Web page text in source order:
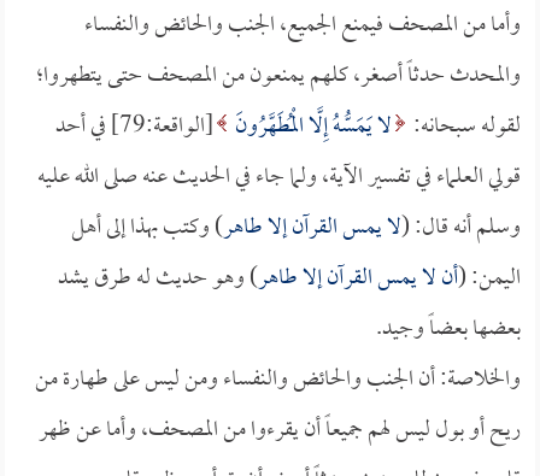
وأما من المصحف فيمنع الجميع، الجنب والحائض والنفساء
والمحدث حدثاً أصغر، كلهم يمنعون من المصحف حتى يتطهروا؛
لقوله سبحانه: لا يَمَسُّهُ إِلَّا الْمُطَهَّرُونَ
[الواقعة:79] في أحد
قولي العلماء في تفسير الآية، ولما جاء في الحديث عنه صلى الله عليه
وسلم أنه قال: (لا يمس القرآن إلا طاهر) وكتب بهذا إلى أهل
اليمن: (أن لا يمس القرآن إلا طاهر) وهو حديث له طرق يشد
بعضها بعضاً وجيد.
والخلاصة: أن الجنب والحائض والنفساء ومن ليس على طهارة من
ريح أو بول ليس لهم جميعاً أن يقرءوا من المصحف، وأما عن ظهر